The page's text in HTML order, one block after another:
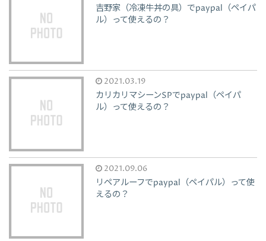
吉野家（冷凍牛丼の具）でpaypal（ペイパ
ル）って使えるの？
2021.03.19
カリカリマシーンSPでpaypal（ペイパ
ル）って使えるの？
2021.09.06
リペアルーフでpaypal（ペイパル）って使
えるの？